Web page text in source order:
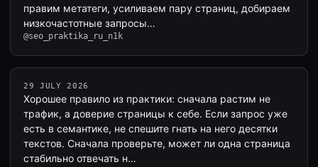
правим метатеги, усиливаем пару страниц, добираем
низкочастотные запросы…
@seo_praktika_ru_n1k
29 JULY 2026
Хорошее правило из практики: сначала растим не
трафик, а доверие страницы к себе. Если запрос уже
есть в семантике, не спешите гнать на него десятки
текстов. Сначала проверьте, может ли одна страница
стабильно отвечать н…